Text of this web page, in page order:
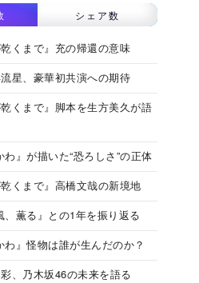
シェア数
乾くまで』充の帰還の意味
星、豪華初共演への期待
乾くまで』脚本を生方美久が語
わ』が描いた“恐ろしさ”の正体
乾くまで』高橋文哉の新境地
、薫る』との1年を振り返る
わ』怪物は誰が生んだのか？
、乃木坂46の未来を語る